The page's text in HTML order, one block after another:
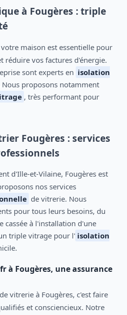
à Fougères : triple
réduire vos factures d'énergie.
sont experts en isolation
Nous proposons notamment
, très performant pour
Fougères : services
nos services
de vitrerie. Nous
pour tous leurs besoins, du
cassée à l'installation d'une
triple vitrage pour l' isolation
à Fougères, une assurance
et consciencieux. Notre